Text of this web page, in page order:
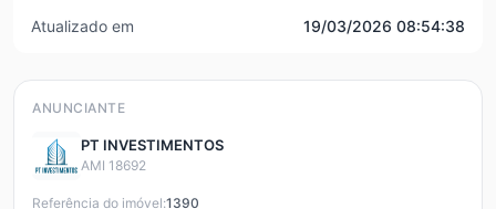
Atualizado em 19/03/2026 08:54:38
ANUNCIANTE
PT INVESTIMENTOS
AMI 18692
Referência do imóvel:1390